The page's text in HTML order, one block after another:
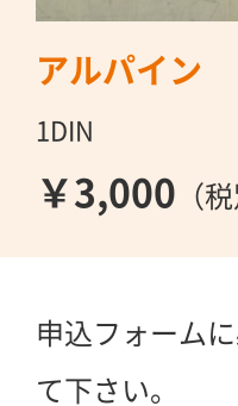
アルパイン
1DIN
￥3,000 （
申込フォーム
て下さい。